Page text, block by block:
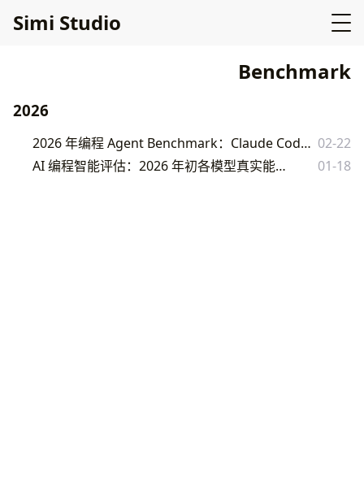
Simi Studio
Benchmark
2026
2026 年编程 Agent Benchmark：Claude Code vs Cursor vs Copilot vs Devin 02-22
AI 编程智能评估：2026 年初各模型真实能力对比
01-18